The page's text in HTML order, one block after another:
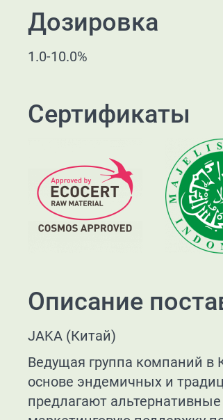
Дозировка
1.0-10.0%
Сертификаты
Описание
JAKA (Китай)
Ведущая группа компаний в
основе эндемичных и
предлагают